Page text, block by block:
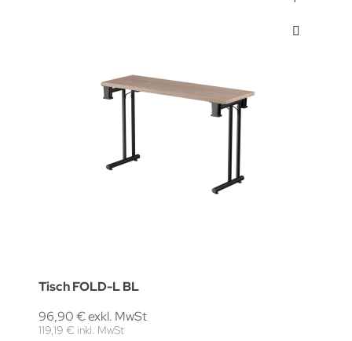
Tisch FOLD-L BL
96,90 € exkl. MwSt
119,19 € inkl. MwSt